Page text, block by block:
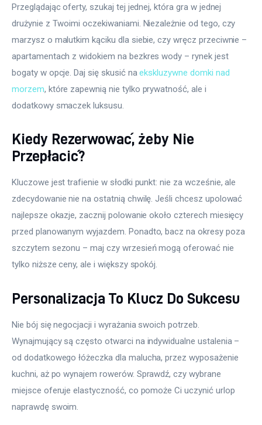
Przeglądając oferty, szukaj tej jednej, która gra w jednej
drużynie z Twoimi oczekiwaniami. Niezależnie od tego, czy
marzysz o malutkim kąciku dla siebie, czy wręcz przeciwnie –
apartamentach z widokiem na bezkres wody – rynek jest
bogaty w opcje. Daj się skusić na ekskluzywne domki nad
morzem, które zapewnią nie tylko prywatność, ale i
dodatkowy smaczek luksusu.
Kiedy Rezerwować, żeby Nie
Przepłacić?
Kluczowe jest trafienie w słodki punkt: nie za wcześnie, ale
zdecydowanie nie na ostatnią chwilę. Jeśli chcesz upolować
najlepsze okazje, zacznij polowanie około czterech miesięcy
przed planowanym wyjazdem. Ponadto, bacz na okresy poza
szczytem sezonu – maj czy wrzesień mogą oferować nie
tylko niższe ceny, ale i większy spokój.
Personalizacja To Klucz Do Sukcesu
Nie bój się negocjacji i wyrażania swoich potrzeb.
Wynajmujący są często otwarci na indywidualne ustalenia –
od dodatkowego łóżeczka dla malucha, przez wyposażenie
kuchni, aż po wynajem rowerów. Sprawdź, czy wybrane
miejsce oferuje elastyczność, co pomoże Ci uczynić urlop
naprawdę swoim.